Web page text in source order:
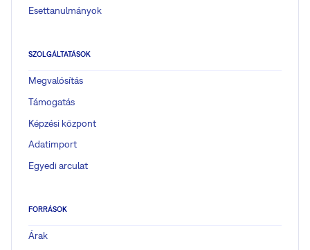
Esettanulmányok
SZOLGÁLTATÁSOK
Megvalósítás
Támogatás
Képzési központ
Adatimport
Egyedi arculat
FORRÁSOK
Árak